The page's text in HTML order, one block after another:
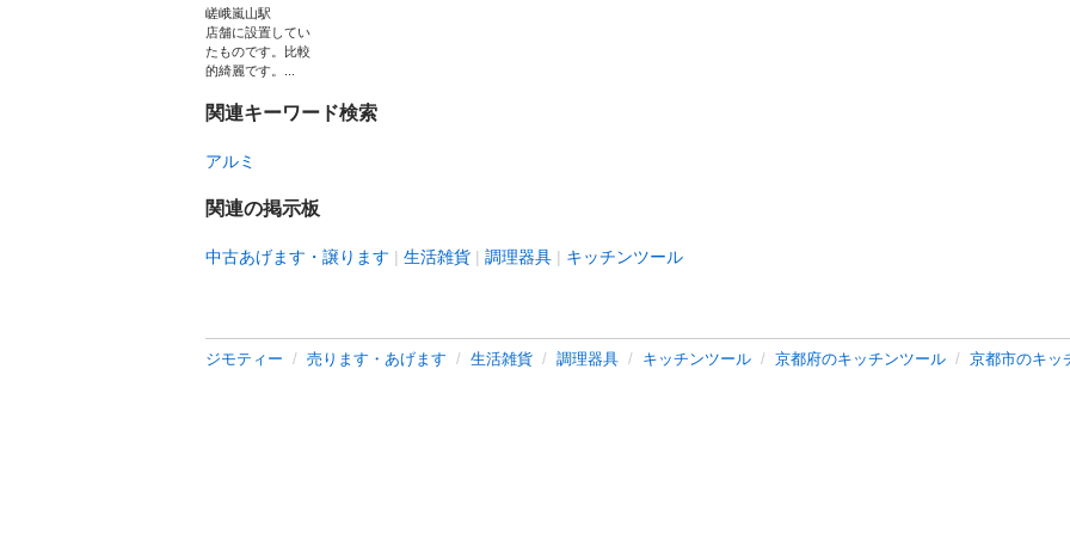
嵯峨嵐山駅
店舗に設置してい
たものです。比較
的綺麗です。...
関連キーワード検索
アルミ
関連の掲示板
中古あげます・譲ります 生活雑貨 調理器具 キッチンツール
ジモティー 売ります・あげます 生活雑貨 調理器具 キッチンツール 京都府のキッチンツール 京都市のキッ